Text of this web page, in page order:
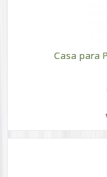
Casa para